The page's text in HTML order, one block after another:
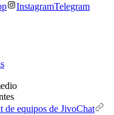
InstagramTelegram
de equipos de JivoChat